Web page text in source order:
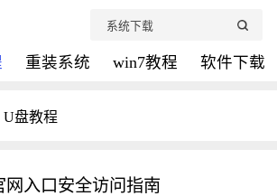
重装系统 win7教程 软件下载
U盘教程
网入口安全访问指南